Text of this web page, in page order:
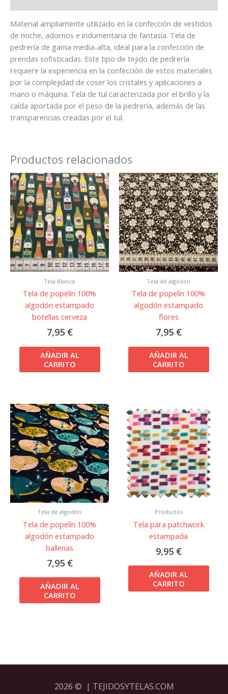
Material ampliamente utilizado en la confección de vestidos
de noche, adornos e indumentaria de fantasía. Tela de
pedrería de gama media-alta, ideal para la confección de
prendas sofisticadas. Este tipo de tejido de pedrería
requiere la experiencia en la confección de estos materiales
por la complejidad de coser los cristales y aplicaciones a
mano o máquina. Tela de tul caracterizada por el brillo y la
caída aportada por el peso de la pedrería, además de las
transparencias creadas por el tul.
Productos relacionados
Tela Blanca
Tela de popelín 100%
algodón estampado
botellas cerveza
7,95 €
AÑADIR AL
CARRITO
Tela de algodón
Tela de popelín 100%
algodón estampado
flores
7,95 €
AÑADIR AL
CARRITO
Tela de algodón
Tela de popelín 100%
algodón estampado
ballenas
7,95 €
AÑADIR AL
CARRITO
Productos
Tela para patchwork
estampada
9,95 €
AÑADIR AL
CARRITO
2026 © | TEJIDOSYTELAS.COM